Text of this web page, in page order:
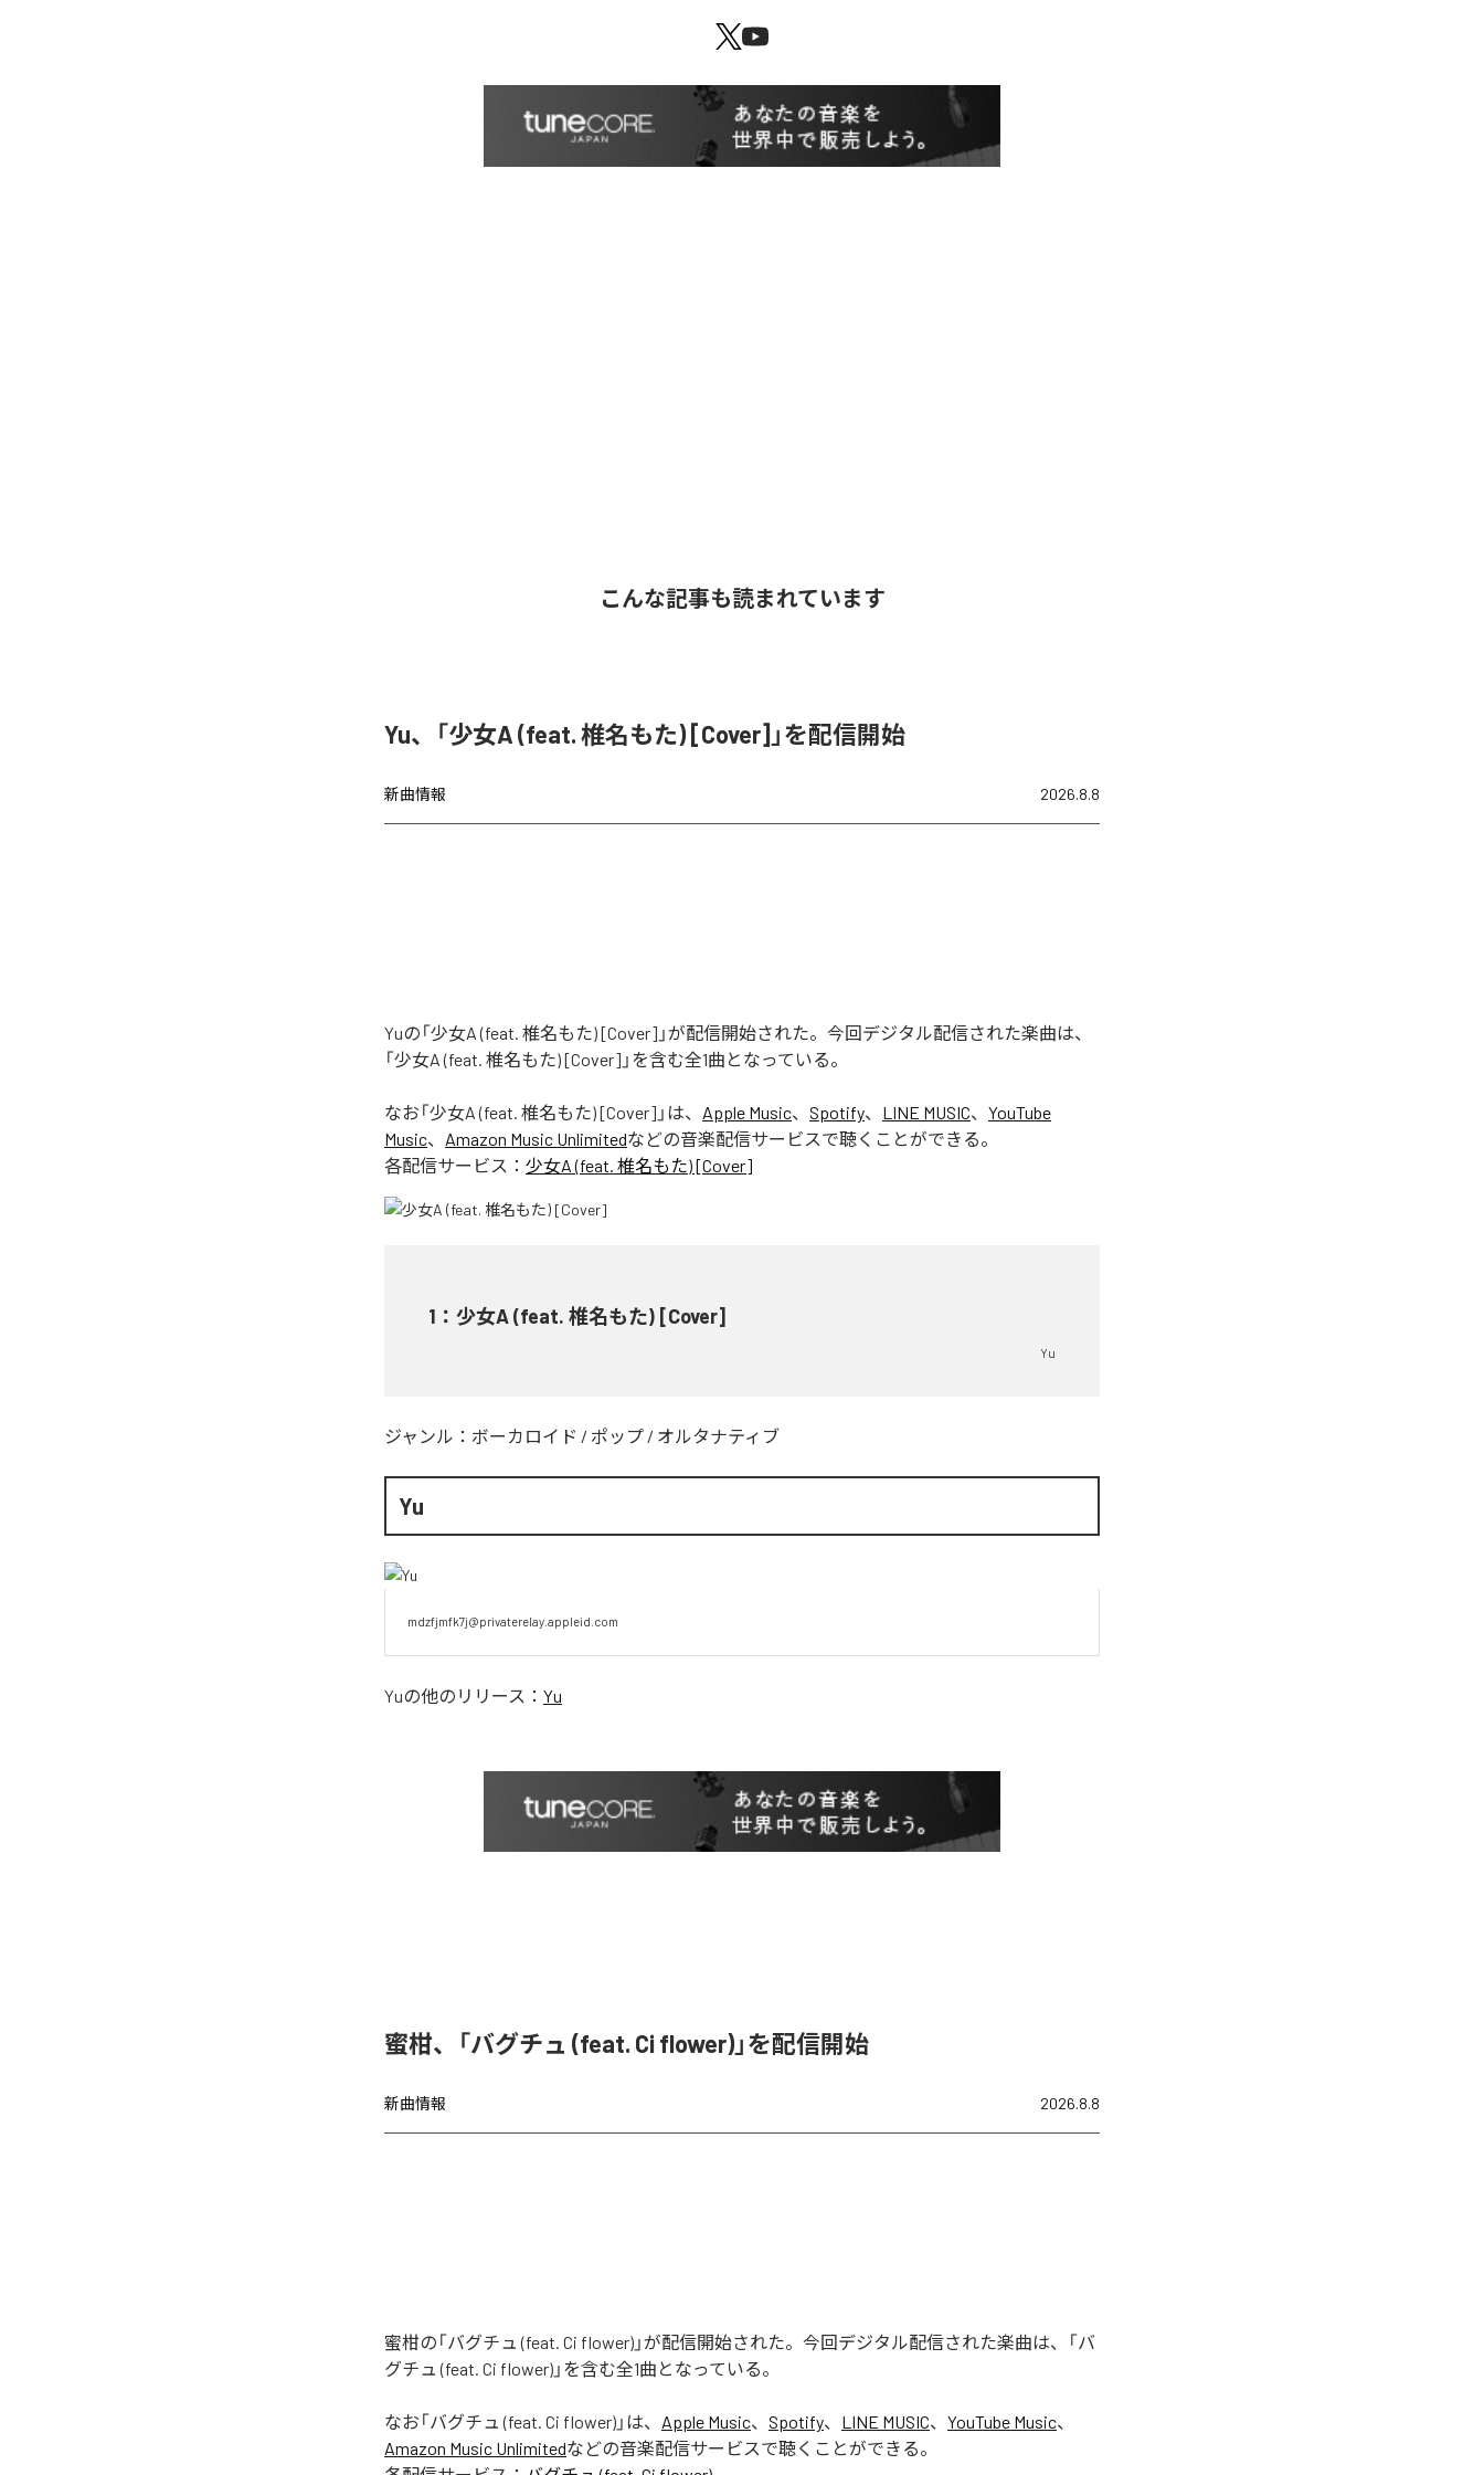
こんな記事も読まれています
Yu、「少女A (feat. 椎名もた) [Cover]」を配信開始
新曲情報 2026.8.8
Yuの「少女A (feat. 椎名もた) [Cover]」が配信開始された。今回デジタル配信された楽曲は、
「少女A (feat. 椎名もた) [Cover]」を含む全1曲となっている。
なお「少女A (feat. 椎名もた) [Cover] 」は、 Apple Music、 Spotify、 LINE MUSIC、 YouTube
Music、 Amazon Music Unlimitedなどの音楽配信サービスで聴くことができる。
各配信サービス： 少女A (feat. 椎名もた) [Cover]
1 ： 少女A (feat. 椎名もた) [Cover]
Yu
ジャンル： ボーカロイド / ポップ / オルタナティブ
Yu
mdzfjmfk7j@privaterelay.appleid.com
Yuの他のリリース： Yu
蜜柑、「バグチュ (feat. Ci flower)」を配信開始
新曲情報 2026.8.8
蜜柑の「バグチュ (feat. Ci flower)」が配信開始された。今回デジタル配信された楽曲は、「バ
グチュ (feat. Ci flower)」を含む全1曲となっている。
なお「バグチュ (feat. Ci flower) 」は、 Apple Music、 Spotify、 LINE MUSIC、 YouTube Music、
Amazon Music Unlimitedなどの音楽配信サービスで聴くことができる。